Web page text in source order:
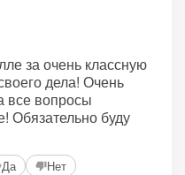
за очень классную
дела! Очень
все вопросы
Обязательно буду
Да Нет